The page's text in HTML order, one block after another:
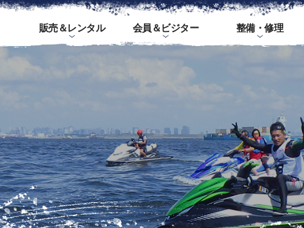
販売＆レンタル 会員＆ビジター 整備・修理